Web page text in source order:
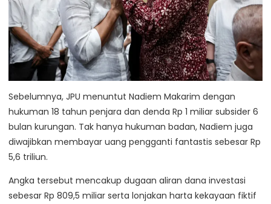
Sebelumnya, JPU menuntut Nadiem Makarim dengan
hukuman 18 tahun penjara dan denda Rp 1 miliar subsider 6
bulan kurungan. Tak hanya hukuman badan, Nadiem juga
diwajibkan membayar uang pengganti fantastis sebesar Rp
5,6 triliun.
Angka tersebut mencakup dugaan aliran dana investasi
sebesar Rp 809,5 miliar serta lonjakan harta kekayaan fiktif